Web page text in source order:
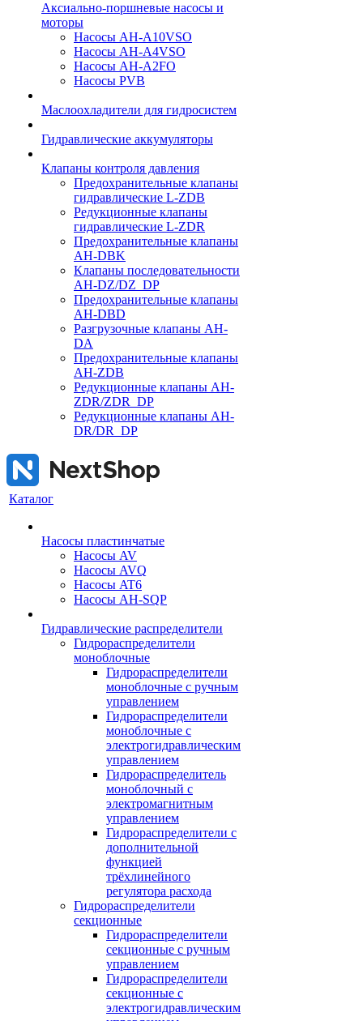
Аксиально-поршневые насосы и
моторы
Насосы AH-A10VSO
Насосы AH-A4VSO
Насосы AH-A2FO
Насосы PVB
Маслоохладители для гидросистем
Гидравлические аккумуляторы
Клапаны контроля давления
Предохранительные клапаны
гидравлические L-ZDB
Редукционные клапаны
гидравлические L-ZDR
Предохранительные клапаны
AH-DBK
Клапаны последовательности
AH-DZ/DZ_DP
Предохранительные клапаны
AH-DBD
Разгрузочные клапаны AH-
DA
Предохранительные клапаны
AH-ZDB
Редукционные клапаны AH-
ZDR/ZDR_DP
Редукционные клапаны AH-
DR/DR_DP
Каталог
Насосы пластинчатые
Насосы AV
Насосы AVQ
Насосы AT6
Насосы AH-SQP
Гидравлические распределители
Гидрораспределители
моноблочные
Гидрораспределители
моноблочные с ручным
управлением
Гидрораспределители
моноблочные с
электрогидравлическим
управлением
Гидрораспределитель
моноблочный с
электромагнитным
управлением
Гидрораспределители с
дополнительной
функцией
трёхлинейного
регулятора расхода
Гидрораспределители
секционные
Гидрораспределители
секционные с ручным
управлением
Гидрораспределители
секционные с
электрогидравлическим